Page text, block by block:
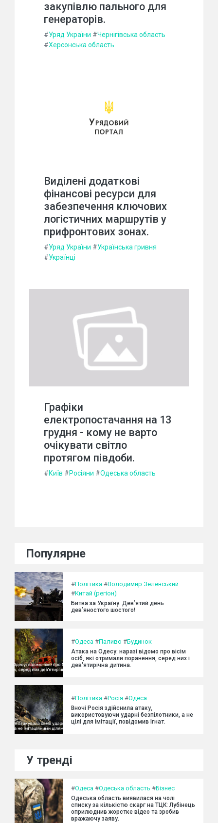
закупівлю пального для
генераторів.
#Уряд України #Чернігівська область
#Херсонська область
Виділені додаткові
фінансові ресурси для
забезпечення ключових
логістичних маршрутів у
прифронтових зонах.
#Уряд України #Українська гривня
#Українці
Графіки
електропостачання на 13
грудня - кому не варто
очікувати світло
протягом півдоби.
#Київ #Росіяни #Одеська область
Популярне
#Політика #Володимир Зеленський
#Китай (регіон)
Битва за Україну. Дев’ятий день
дев’яностого шостого!
#Одеса #Паливо #Будинок
Атака на Одесу: наразі відомо про вісім
осіб, які отримали поранення, серед них і
дев'ятирічна дитина.
#Політика #Росія #Одеса
Вночі Росія здійснила атаку,
використовуючи ударні безпілотники, а не
цілі для імітації, повідомив Ігнат.
У тренді
#Одеса #Одеська область #Бізнес
Одеська область виявилася на чолі
списку за кількістю скарг на ТЦК: Лубінець
оприлюднив жорстке відео та зробив
вражаючу заяву.